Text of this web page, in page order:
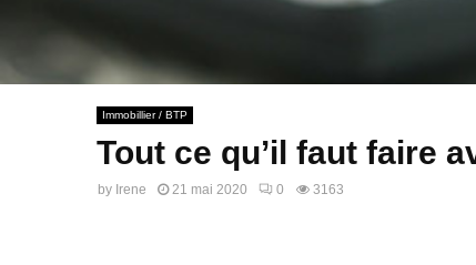
Immobillier / BTP
Tout ce qu’il faut faire
by Irene 21 mai 2020 0 3163